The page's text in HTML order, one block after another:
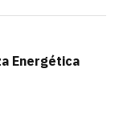
Energética